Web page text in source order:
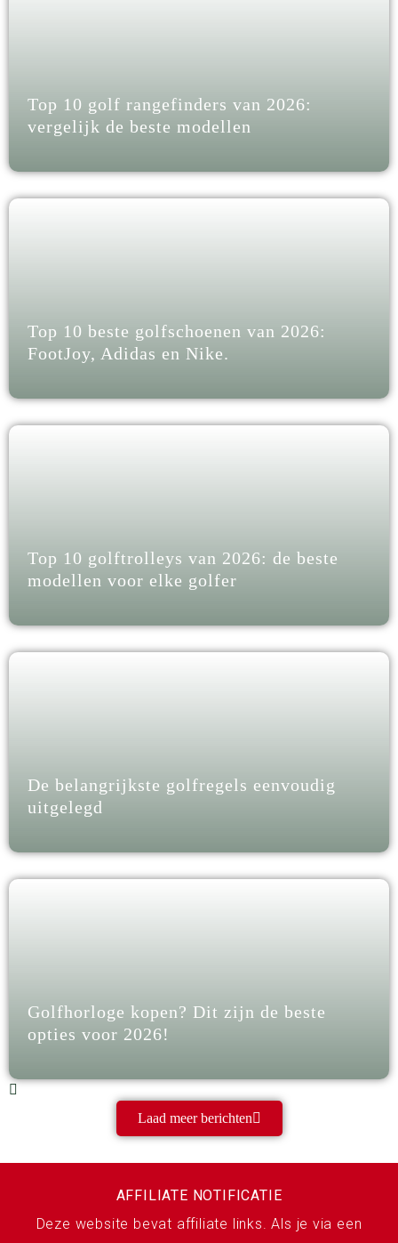
Top 10 golf rangefinders van 2026:
vergelijk de beste modellen
Top 10 beste golfschoenen van 2026:
FootJoy, Adidas en Nike.
Top 10 golftrolleys van 2026: de beste
modellen voor elke golfer
De belangrijkste golfregels eenvoudig
uitgelegd
Golfhorloge kopen? Dit zijn de beste
opties voor 2026!
Laad meer berichten
AFFILIATE NOTIFICATIE
Deze website bevat affiliate links. Als je via een